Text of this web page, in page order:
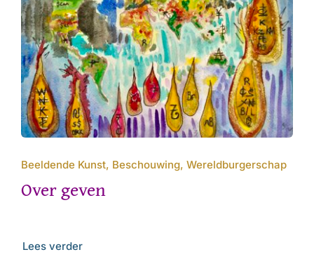
Beeldende Kunst, Beschouwing, Wereldburgerschap
Over geven
Lees verder